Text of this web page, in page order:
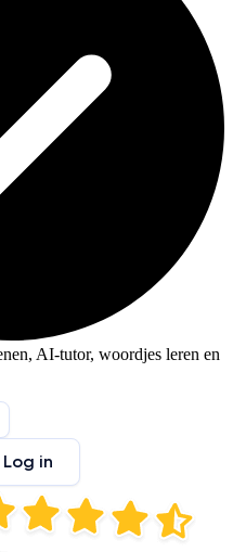
AI-tutor, woordjes leren en
Log in